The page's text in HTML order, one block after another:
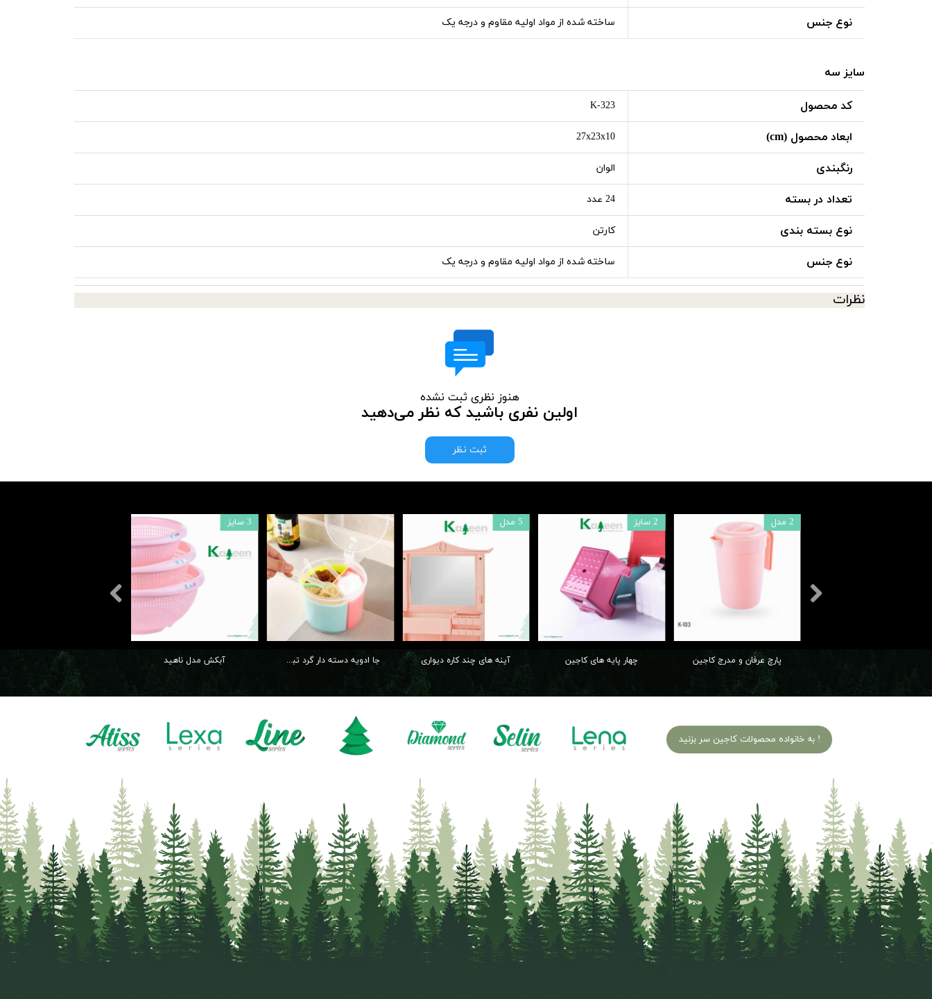
نوع جنس ساخته شده از مواد اولیه مقاوم و درجه یک
سایز سه
کد محصول K-323
ابعاد محصول (cm) 27x23x10
رنگبندی الوان
تعداد در بسته 24 عدد
نوع بسته بندی کارتن
نوع جنس ساخته شده از مواد اولیه مقاوم و درجه یک
نظرات
هنوز نظری ثبت نشده
اولین نفری باشید که نظر می‌دهید
ثبت نظر
سبد دربدار کودک آبکش مدل ناهید
3 سایز
جا ادویه دسته دار گرد تبسم آینه های چند کاره دیواری
5 مدل
چهار پایه های کاجین
2 سایز
پارچ عرفان و مدرج کاجین
2 مدل
به خانواده محصولات کاجین سر بزنید !